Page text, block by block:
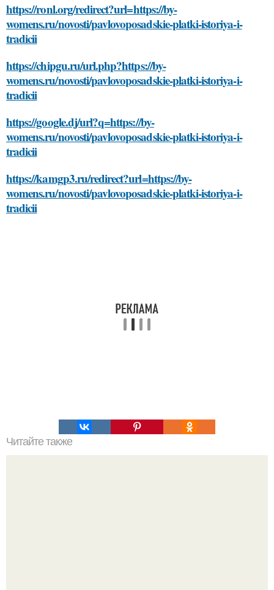
https://ronl.org/redirect?url=https://by-
womens.ru/novosti/pavlovoposadskie-platki-istoriya-i-
tradicii
https://chipgu.ru/url.php?https://by-
womens.ru/novosti/pavlovoposadskie-platki-istoriya-i-
tradicii
https://google.dj/url?q=https://by-
womens.ru/novosti/pavlovoposadskie-platki-istoriya-i-
tradicii
https://kamgp3.ru/redirect?url=https://by-
womens.ru/novosti/pavlovoposadskie-platki-istoriya-i-
tradicii
Читайте также